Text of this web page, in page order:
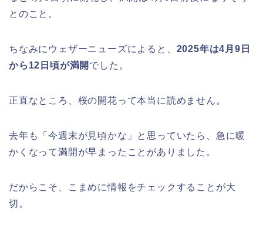
千葉銀行ゴールデンウィーク2026の
ATMの営業日(休み)まとめ!
海遊館GW(ゴールデンウィーク)の混
とのこと。
ちなみにウェザーニューズによると、 2025年は4月9日
から12日頃が満開 でした。
正直なところ、桜の開花って本当に読めません。
去年も「今週末が見頃かな」と思っていたら、急に暖
かくなって満開が早まったことがありました。
だからこそ、こまめに情報をチェックすることが大
切。